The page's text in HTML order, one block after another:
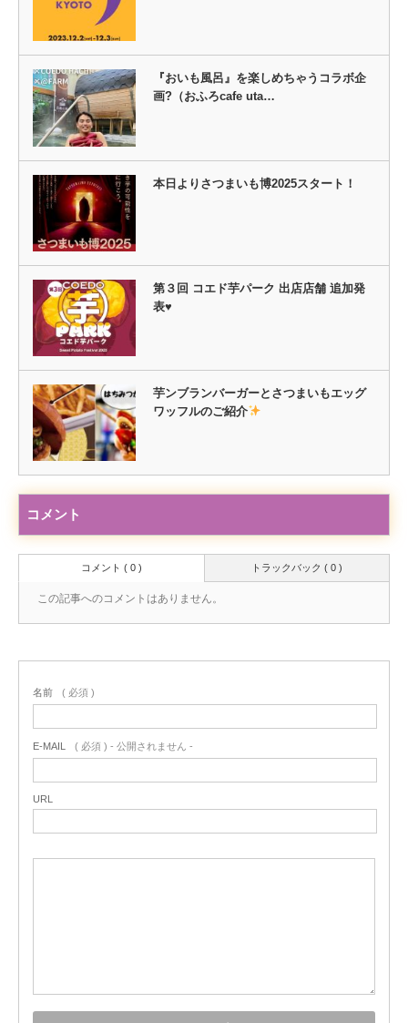
『おいも風呂』を楽しめちゃうコラボ企
画?（おふろcafe uta…
本日よりさつまいも博2025スタート！
第３回 コエド芋パーク 出店店舗 追加発
表♥
芋ンブランバーガーとさつまいもエッグ
ワッフルのご紹介
コメント
トラックバック ( 0 )
コメント ( 0 )
この記事へのコメントはありません。
名前 ( 必須 )
E-MAIL ( 必須 ) - 公開されません -
URL